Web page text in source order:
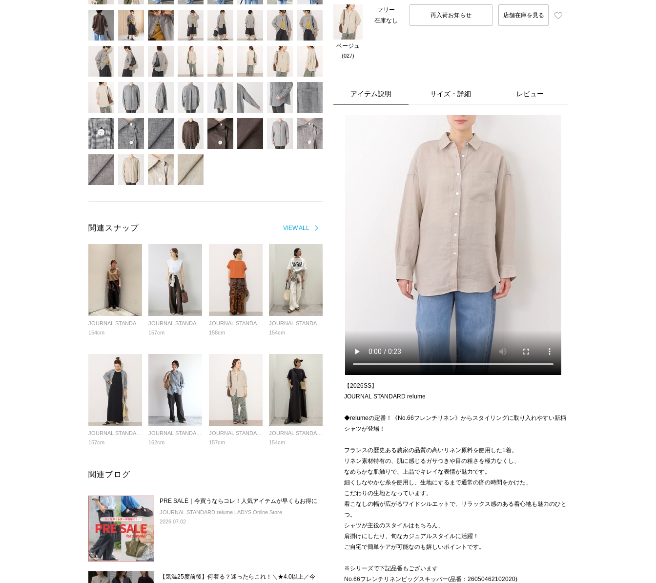
VIEW ALL
関連スナップ
154cm
157cm
JOURNAL STANDARD relume LADYS
158cm
JOURNAL STANDARD relume LADYS
154cm
157cm
162cm
JOURNAL STANDARD relume LADYS
157cm
JOURNAL STANDARD relume LADYS
154cm
関連ブログ
PRE SALE｜今買うならコレ！人気アイテムが早くもお得に
JOURNAL STANDARD relume LADYS Online Store
2026.07.02
【気温25度前後】何着る？迷ったらこれ！＼★4.0以上／今
ベージュ
(027)
フリー
在庫なし
再入荷お知らせ 店舗在庫を見る
アイテム説明 サイズ・詳細 レビュー
【2026SS】
JOURNAL STANDARD relume
◆relumeの定番！《No.66フレンチリネン》からスタイリングに取り入れやすい新柄
シャツが登場！
フランスの歴史ある農家の品質の高いリネン原料を使用した1着。
リネン素材特有の、肌に感じるガサつきや目の粗さを極力なくし、
なめらかな肌触りで、上品でキレイな表情が魅力です。
細くしなやかな糸を使用し、生地にするまで通常の倍の時間をかけた、
こだわりの生地となっています。
着こなしの幅が広がるワイドシルエットで、リラックス感のある着心地も魅力のひと
つ。
シャツが主役のスタイルはもちろん、
肩掛けにしたり、旬なカジュアルスタイルに活躍！
ご自宅で簡単ケアが可能なのも嬉しいポイントです。
※シリーズで下記品番もございます
No.66フレンチリネンビッグスキッパー(品番：26050462102020)